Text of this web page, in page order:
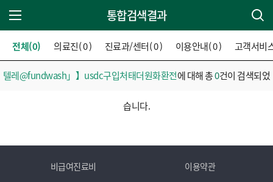
통합검색결과
전체(0) 의료진( 0 ) 진료과/센터( 0 ) 이용안내( 0 ) 고객서비
텔레@fundwash」】usdc구입처태더원화환전에 대해 총0건이 검색되었
습니다.
비급여진료비 이용약관